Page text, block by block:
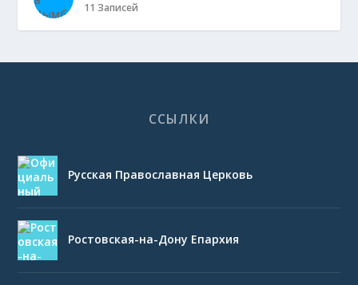
11 Записей
ССЫЛКИ
Русская Православная Церковь
Ростовская-на-Дону Епархия